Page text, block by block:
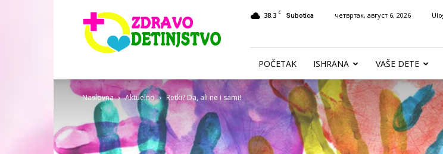
Detinjstvo
38.3 C Subotica четвртак, август 6, 2026
POČETAK ISHRANA VAŠE DETE
Naslovna Aktuelno Retki? Da, ali ne i sami!